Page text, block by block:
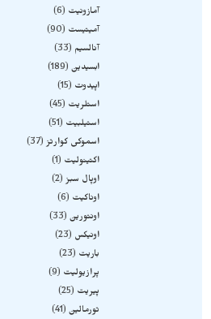
آمازونیت
6
آمیتیست
90
آنالسیم
33
ابسیدین 189
اپیدوت
15
استلریت
45
استیلبیت
51
اسموکی کوارتز 37
اکتینولیت
1
اوپال سبز 2
اوناکیت
6
اونتورین 33
اونیکس
23
باریت
23
پرازیولیت
9
پیریت
25
تورمالین 41